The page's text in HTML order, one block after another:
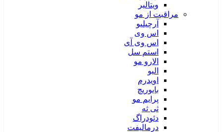
ویتالیر
مراقبت از مو
آرچیلیو
اس وی
اس وی آی
استم سل
الارو مو
الیو
اویدرم
بایوریچ
پرایم مو
ثی ثه
دئودراگ
درمالیفت